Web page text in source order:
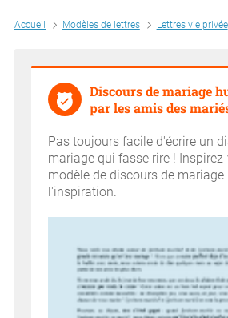
Accueil Modèles de lettres Lettres vie privée
Discours de mariage
par les amis des
Pas toujours facile d'écrire un
mariage qui fasse rire !
modèle de discours de
l'inspiration.